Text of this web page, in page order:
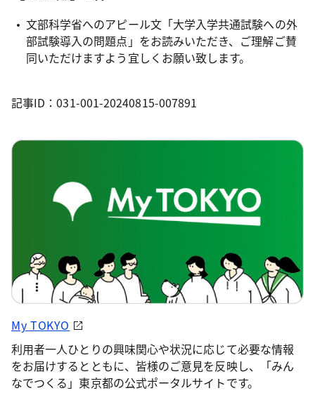
文部科学省へのアピール文「大学入学共通試験への外
部試験導入の問題点」をお読みいただき、ご理解ご賛
同いただけますよう宜しくお願い致します。
記事ID：031-001-20240815-007891
My TOKYO
利用者一人ひとりの興味関心や状況に応じて必要な情報
をお届けするとともに、皆様のご意見を反映し、「みん
なでつくる」東京都の公式ポータルサイトです。